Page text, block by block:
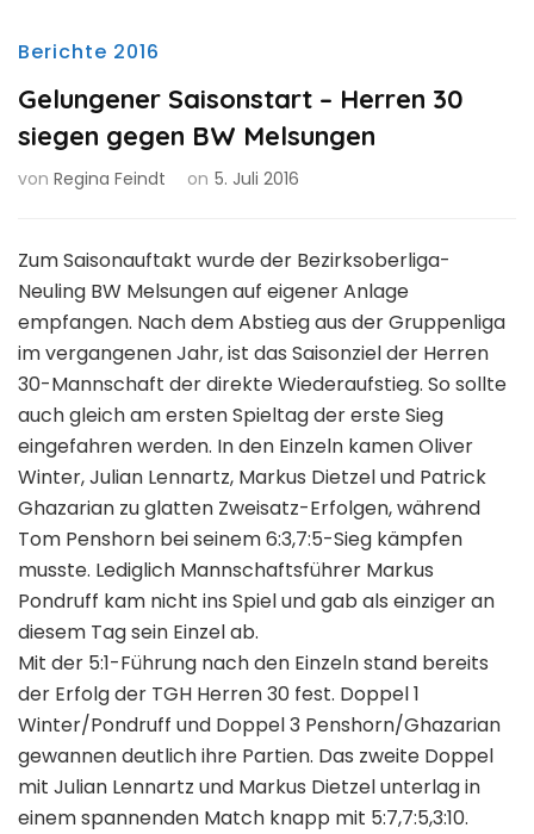
Berichte 2016
Gelungener Saisonstart – Herren 30
siegen gegen BW Melsungen
von Regina Feindt on 5. Juli 2016
Zum Saisonauftakt wurde der Bezirksoberliga-
Neuling BW Melsungen auf eigener Anlage
empfangen. Nach dem Abstieg aus der Gruppenliga
im vergangenen Jahr, ist das Saisonziel der Herren
30-Mannschaft der direkte Wiederaufstieg. So sollte
auch gleich am ersten Spieltag der erste Sieg
eingefahren werden. In den Einzeln kamen Oliver
Winter, Julian Lennartz, Markus Dietzel und Patrick
Ghazarian zu glatten Zweisatz-Erfolgen, während
Tom Penshorn bei seinem 6:3,7:5-Sieg kämpfen
musste. Lediglich Mannschaftsführer Markus
Pondruff kam nicht ins Spiel und gab als einziger an
diesem Tag sein Einzel ab.
Mit der 5:1-Führung nach den Einzeln stand bereits
der Erfolg der TGH Herren 30 fest. Doppel 1
Winter/Pondruff und Doppel 3 Penshorn/Ghazarian
gewannen deutlich ihre Partien. Das zweite Doppel
mit Julian Lennartz und Markus Dietzel unterlag in
einem spannenden Match knapp mit 5:7,7:5,3:10.